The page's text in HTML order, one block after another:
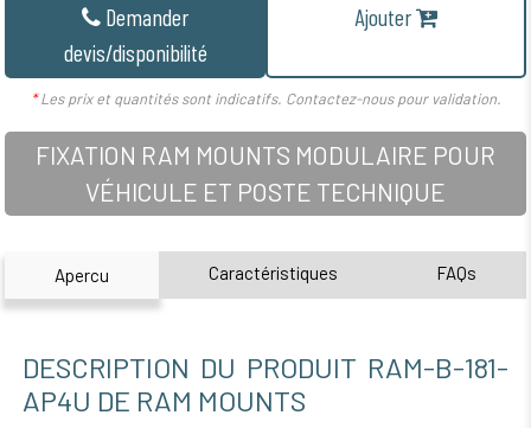
Demander
devis/disponibilité
Ajouter
*Les prix et quantités sont indicatifs. Contactez-nous pour validation.
FIXATION RAM MOUNTS MODULAIRE POUR
VÉHICULE ET POSTE TECHNIQUE
Apercu Caractéristiques FAQs
DESCRIPTION DU PRODUIT RAM-B-181-
AP4U DE RAM MOUNTS